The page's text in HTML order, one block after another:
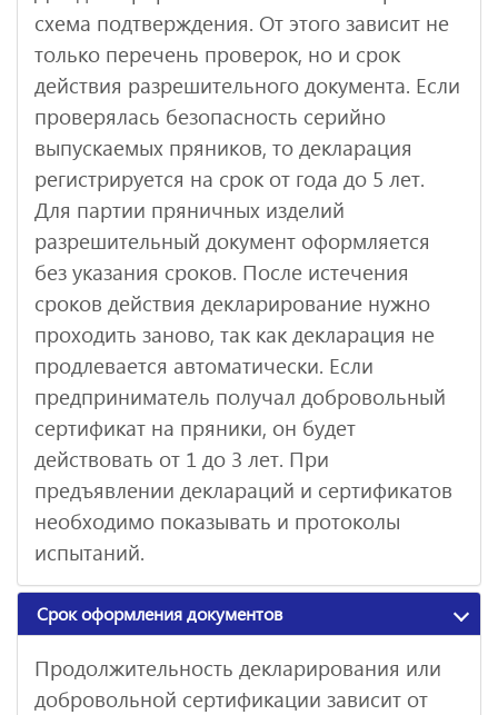
схема подтверждения. От этого зависит не
только перечень проверок, но и срок
действия разрешительного документа. Если
проверялась безопасность серийно
выпускаемых пряников, то декларация
регистрируется на срок от года до 5 лет.
Для партии пряничных изделий
разрешительный документ оформляется
без указания сроков. После истечения
сроков действия декларирование нужно
проходить заново, так как декларация не
продлевается автоматически. Если
предприниматель получал добровольный
сертификат на пряники, он будет
действовать от 1 до 3 лет. При
предъявлении деклараций и сертификатов
необходимо показывать и протоколы
испытаний.
Срок оформления документов
Продолжительность декларирования или
добровольной сертификации зависит от